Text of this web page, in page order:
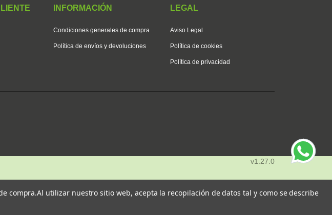
INFORMACIÓN
Condiciones generales de compra
Política de envíos y devoluciones
LEGAL
Aviso Legal
Política de cookies
Política de privacidad
v1.27.0
compra.Al utilizar nuestro sitio web, acepta la recopilación de datos tal y como se describe